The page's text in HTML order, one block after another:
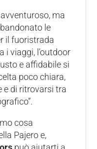
ma
le
il fuoristrada
i viaggi, l’outdoor
e affidabile si
poco chiara,
e di ritrovarsi tra
cosa
Pajero e,